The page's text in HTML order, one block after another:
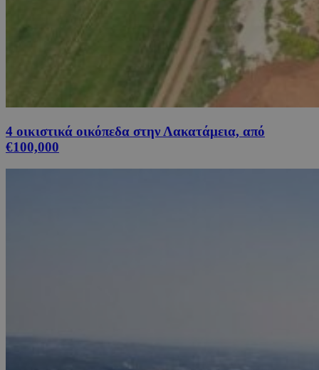
4 οικιστικά οικόπεδα στην Λακατάμεια, από
€100,000